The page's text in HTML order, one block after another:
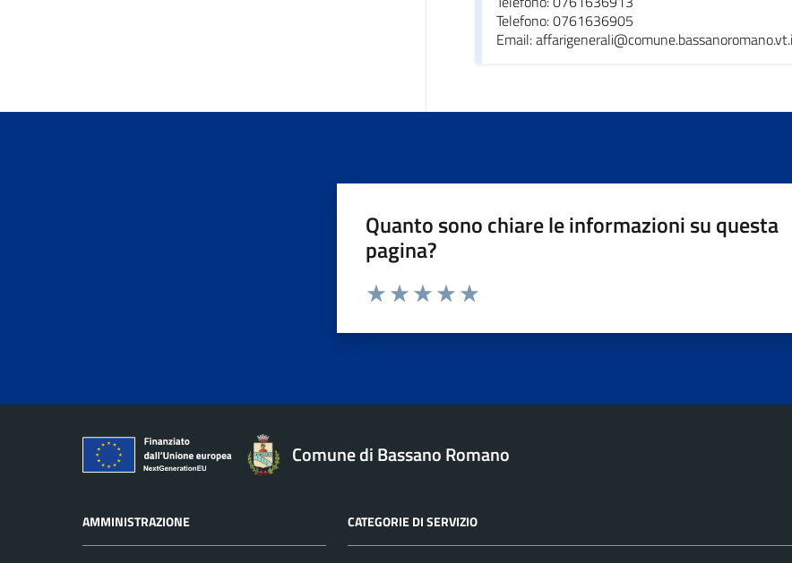
Telefono: 0761636905
Email:
Quanto sono chiare le informazioni su questa
pagina?
Valuta da 1 a 5 stelle la pagina
Comune di Bassano Romano
AMMINISTRAZIONE CATEGORIE DI SERVIZIO